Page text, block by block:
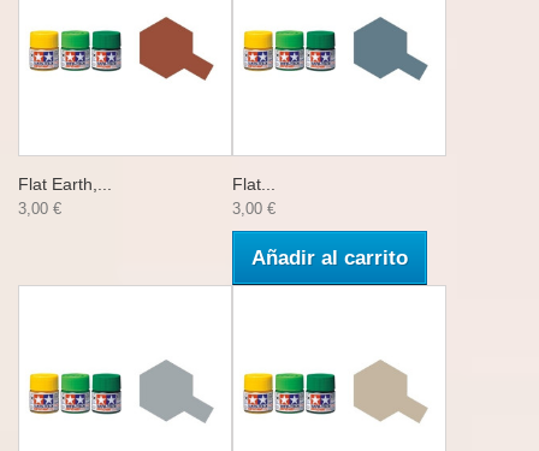
Flat Earth,...
3,00 €
Flat...
3,00 €
Añadir al carrito